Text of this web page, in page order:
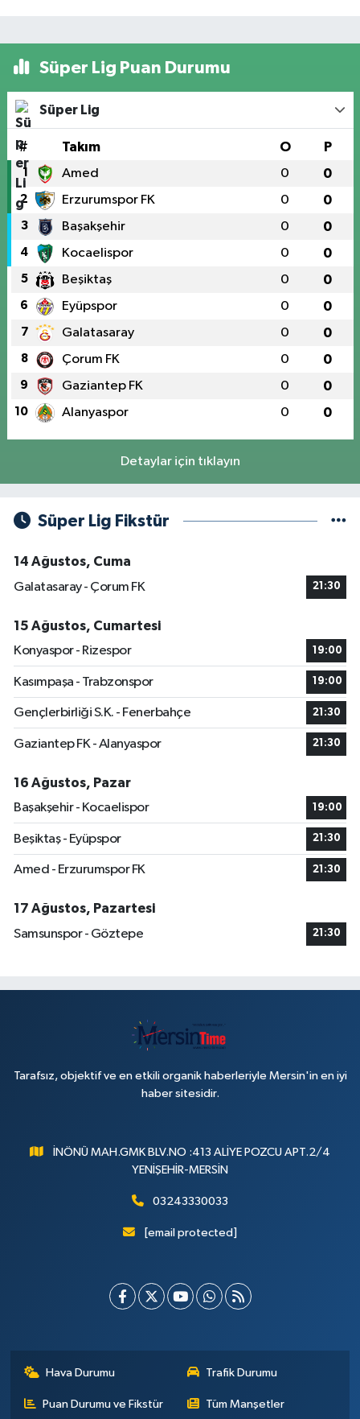
Süper Lig Puan Durumu
Süper Lig
# Takım O P
1 Amed 0 0
2 Erzurumspor FK 0 0
3 Başakşehir 0 0
4 Kocaelispor 0 0
5 Beşiktaş 0 0
6 Eyüpspor 0 0
7 Galatasaray 0 0
8 Çorum FK 0 0
9 Gaziantep FK 0 0
10 Alanyaspor 0 0
Detaylar için tıklayın
Süper Lig Fikstür
14 Ağustos, Cuma
Galatasaray - Çorum FK
21:30
15 Ağustos, Cumartesi
Konyaspor - Rizespor
19:00
Kasımpaşa - Trabzonspor 19:00
Gençlerbirliği S.K. - Fenerbahçe 21:30
Gaziantep FK - Alanyaspor 21:30
16 Ağustos, Pazar
Başakşehir - Kocaelispor
19:00
Beşiktaş - Eyüpspor 21:30
Amed - Erzurumspor FK 21:30
17 Ağustos, Pazartesi
Samsunspor - Göztepe
21:30
Tarafsız, objektif ve en etkili organik haberleriyle Mersin'in en iyi
haber sitesidir.
İNÖNÜ MAH.GMK BLV.NO :413 ALİYE POZCU APT.2/4
YENİŞEHİR-MERSİN
03243330033
[email protected]
Hava Durumu Trafik Durumu
Puan Durumu ve Fikstür Tüm Manşetler